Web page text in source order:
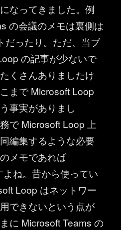
なってきました。例
の会議のメモは裏側は
だったり。ただ、当ブ
の記事が少ないで
くさんありましたけ
まで Microsoft Loop
事実がありまし
で Microsoft Loop 上
編集するような必要
メモであれば
ね。昔から使ってい
Loop はネットワー
できないという点が
に Microsoft Teams の